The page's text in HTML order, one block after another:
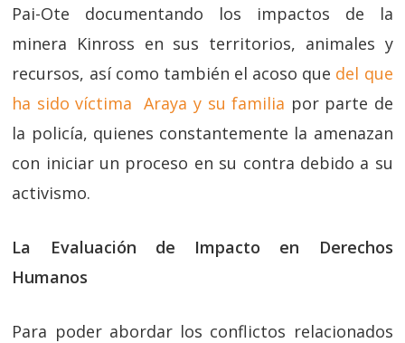
Pai-Ote documentando los impactos de la
minera Kinross en sus territorios, animales y
recursos, así como también el acoso que del que
ha sido víctima Araya y su familia por parte de
la policía, quienes constantemente la amenazan
con iniciar un proceso en su contra debido a su
activismo.
La Evaluación de Impacto en Derechos
Humanos
Para poder abordar los conflictos relacionados